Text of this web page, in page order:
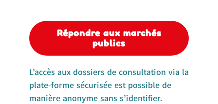
Répondre aux marchés
publics
L’accès aux dossiers de consultation via la
plate-forme sécurisée est possible de
manière anonyme sans s’identifier.